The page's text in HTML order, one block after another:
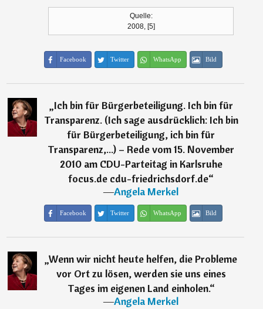
Quelle:
2008, [5]
Facebook Twitter WhatsApp Bild
„Ich bin für Bürgerbeteiligung. Ich bin für
Transparenz. (Ich sage ausdrücklich: Ich bin
für Bürgerbeteiligung, ich bin für
Transparenz,...) – Rede vom 15. November
2010 am CDU-Parteitag in Karlsruhe
focus.de cdu-friedrichsdorf.de“
―Angela Merkel
Facebook Twitter WhatsApp Bild
„Wenn wir nicht heute helfen, die Probleme
vor Ort zu lösen, werden sie uns eines
Tages im eigenen Land einholen.“
―Angela Merkel